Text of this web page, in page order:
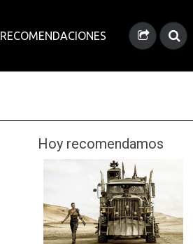
RECOMENDACIONES
Hoy recomendamos